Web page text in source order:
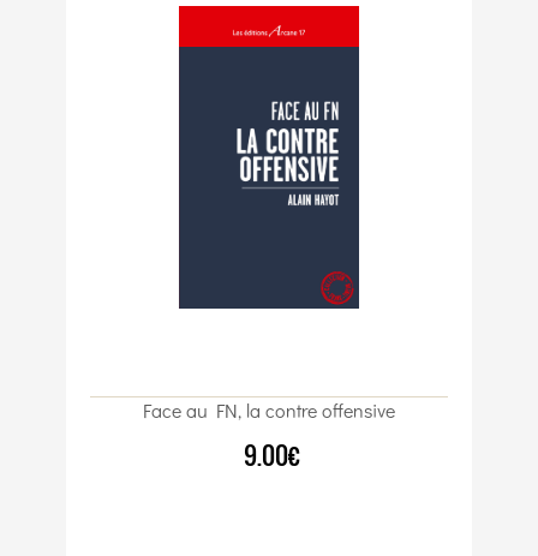
Face au FN, la contre offensive
9.00€